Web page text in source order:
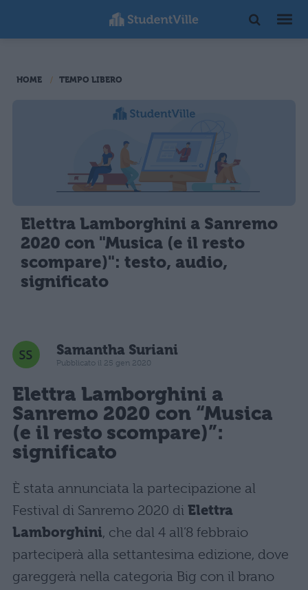
HOME TEMPO LIBERO
Elettra Lamborghini a Sanremo
2020 con "Musica (e il resto
scompare)": testo, audio,
significato
Samantha Suriani
Pubblicato il 25 gen 2020
Elettra Lamborghini a
Sanremo 2020 con “Musica
(e il resto scompare)”:
significato
È stata annunciata la partecipazione al
Festival di Sanremo 2020 di Elettra
Lamborghini, che dal 4 all’8 febbraio
parteciperà alla settantesima edizione, dove
gareggerà nella categoria Big con il brano